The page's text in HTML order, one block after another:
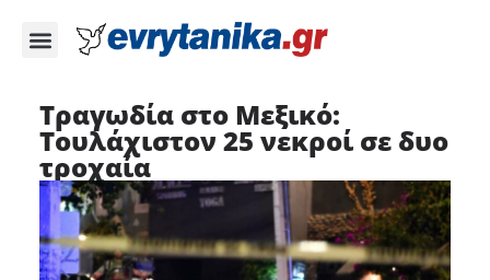
Τραγωδία στο Μεξικό:
Τουλάχιστον 25 νεκροί σε δυο
τροχαία